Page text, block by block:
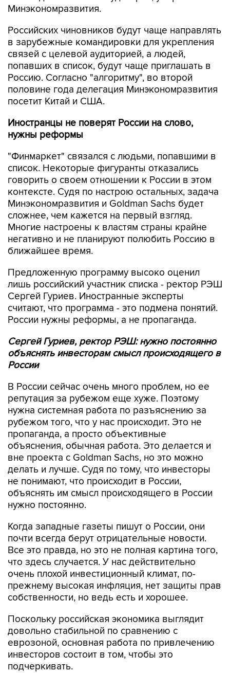
Минэкономразвития.
Российских чиновников будут чаще направлять
в зарубежные командировки для укрепления
связей с целевой аудиторией, а людей,
попавших в список, будут чаще приглашать в
Россию. Согласно "алгоритму", во второй
половине года делегация Минэкономразвития
посетит Китай и США.
Иностранцы не поверят России на слово,
нужны реформы
"Финмаркет" связался с людьми, попавшими в
список. Некоторые фигуранты отказались
говорить о своем отношении к России в этом
контексте. Судя по настрою остальных, задача
Минэкономразвития и Goldman Sachs будет
сложнее, чем кажется на первый взгляд.
Многие настроены к властям страны крайне
негативно и не планируют полюбить Россию в
ближайшее время.
Предложенную программу высоко оценил
лишь российский участник списка - ректор РЭШ
Сергей Гуриев. Иностранные эксперты
считают, что программа - это подмена понятий.
России нужны реформы, а не пропаганда.
Сергей Гуриев, ректор РЭШ: нужно постоянно
объяснять инвесторам смысл происходящего в
России
В России сейчас очень много проблем, но ее
репутация за рубежом еще хуже. Поэтому
нужна системная работа по разъяснению за
рубежом того, что у нас происходит. Это не
пропаганда, а просто объективные
объяснения, обычная работа. Это делается и
вне проекта с Goldman Sachs, но это можно
делать и лучше. Судя по тому, что инвесторы
не понимают, что происходит в России,
объяснять им смысл происходящего в России
нужно постоянно.
Когда западные газеты пишут о России, они
почти всегда берут отрицательные новости.
Все это правда, но это не полная картина того,
что здесь случается. У нас действительно
очень плохой инвестиционный климат, по-
прежнему высокая инфляция, нет защиты прав
собственности, но ведь есть и хорошее.
Поскольку российская экономика выглядит
довольно стабильной по сравнению с
еврозоной, основная работа по привлечению
инвесторов состоит в том, чтобы это
подчеркивать.